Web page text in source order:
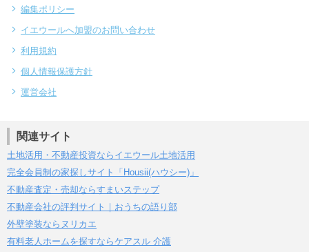
編集ポリシー
イエウールへ加盟のお問い合わせ
利用規約
個人情報保護方針
運営会社
関連サイト
土地活用・不動産投資ならイエウール土地活用
完全会員制の家探しサイト「Housii(ハウシー)」
不動産査定・売却ならすまいステップ
不動産会社の評判サイト｜おうちの語り部
外壁塗装ならヌリカエ
有料老人ホームを探すならケアスル 介護